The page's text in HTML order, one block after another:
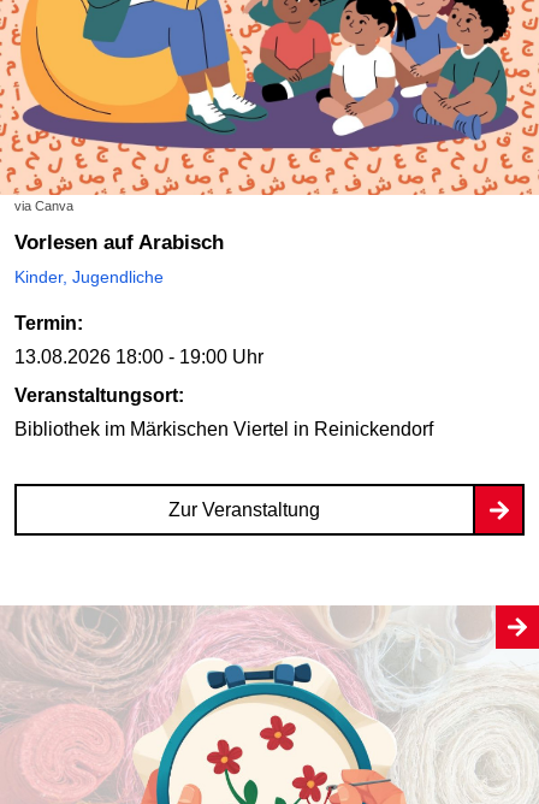
via Canva
Vorlesen auf Arabisch
Kinder, Jugendliche
Termin:
13.08.2026 18:00 - 19:00 Uhr
Veranstaltungsort:
Bibliothek im Märkischen Viertel in Reinickendorf
Zur Veranstaltung